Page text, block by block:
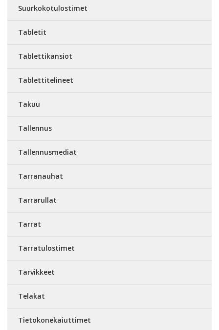
Suurkokotulostimet
Tabletit
Tablettikansiot
Tablettitelineet
Takuu
Tallennus
Tallennusmediat
Tarranauhat
Tarrarullat
Tarrat
Tarratulostimet
Tarvikkeet
Telakat
Tietokonekaiuttimet